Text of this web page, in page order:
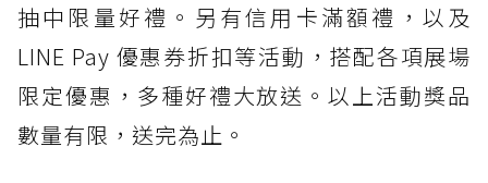
抽中限量好禮。另有信用卡滿額禮，以及
LINE Pay 優惠券折扣等活動，搭配各項展場
限定優惠，多種好禮大放送。以上活動獎品
數量有限，送完為止。